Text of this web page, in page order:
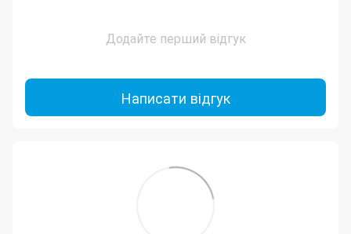
Додайте перший відгук
Написати відгук